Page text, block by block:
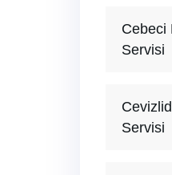
Cebeci
Servisi
Servisi